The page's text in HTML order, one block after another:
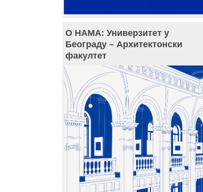
О НАМА: Универзитет у
Београду – Архитектонски
факултет